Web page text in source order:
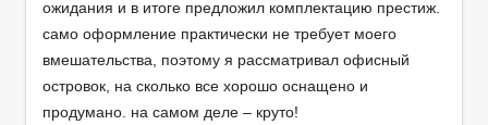
ожидания и в итоге предложил комплектацию престиж.
само оформление практически не требует моего
вмешательства, поэтому я рассматривал офисный
островок, на сколько все хорошо оснащено и
продумано. на самом деле – круто!